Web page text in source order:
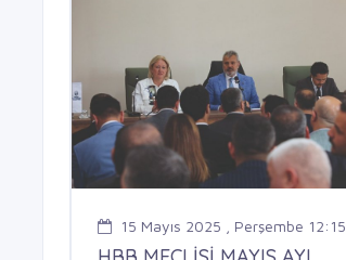
15 Mayıs 2025 , Perşembe 12:15